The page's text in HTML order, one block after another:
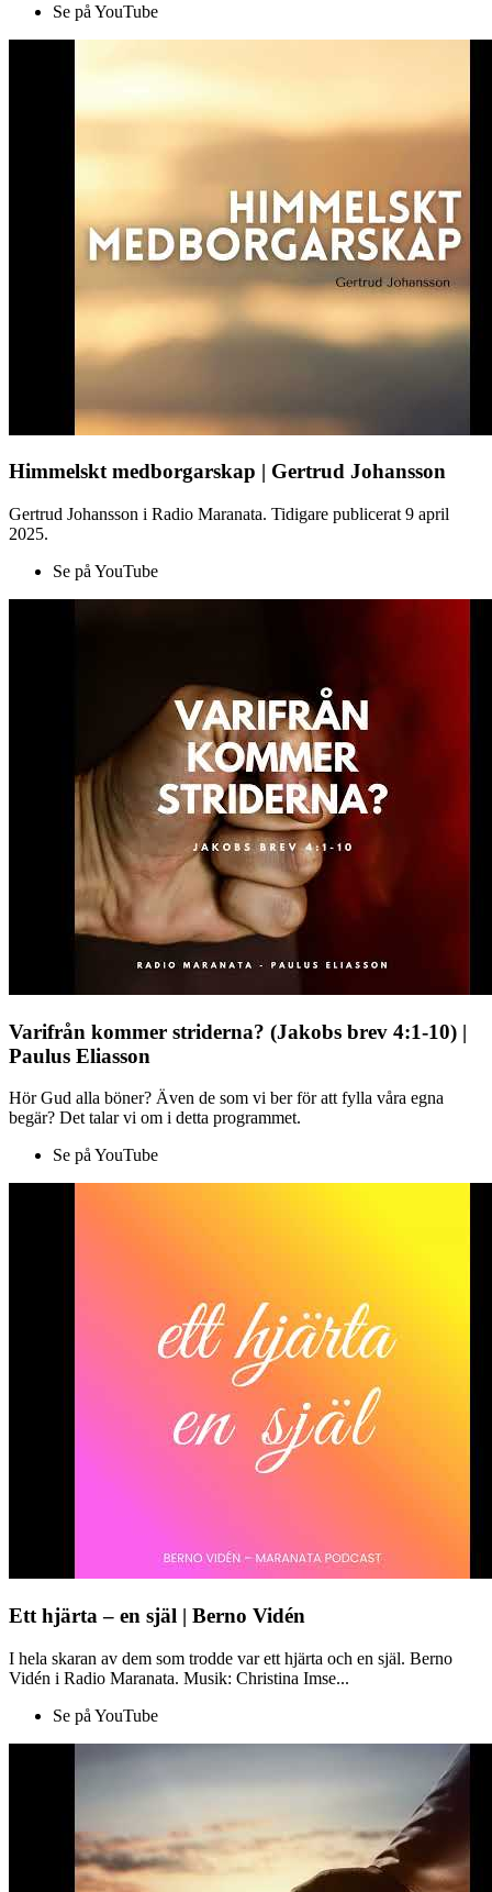
Se på YouTube
Himmelskt medborgarskap | Gertrud Johansson
Gertrud Johansson i Radio Maranata. Tidigare publicerat 9 april
2025.
Se på YouTube
Varifrån kommer striderna? (Jakobs brev 4:1-10) |
Paulus Eliasson
Hör Gud alla böner? Även de som vi ber för att fylla våra egna
begär? Det talar vi om i detta programmet.
Se på YouTube
Ett hjärta – en själ | Berno Vidén
I hela skaran av dem som trodde var ett hjärta och en själ. Berno
Vidén i Radio Maranata. Musik: Christina Imse...
Se på YouTube